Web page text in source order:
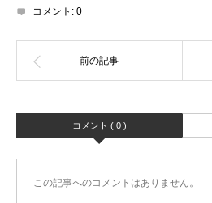
コメント: 0
コメント ( 0 )
この記事へのコメントはありません。